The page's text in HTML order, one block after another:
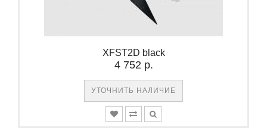
XFST2D black
4 752 р.
УТОЧНИТЬ НАЛИЧИЕ